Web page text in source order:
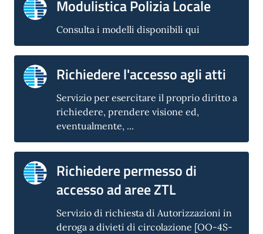
Modulistica Polizia Locale
Consulta i modelli disponibili qui
Richiedere l'accesso agli atti
Servizio per esercitare il proprio diritto a
richiedere, prendere visione ed,
eventualmente, ...
Richiedere permesso di
accesso ad aree ZTL
Servizio di richiesta di Autorizzazioni in
deroga a divieti di circolazione [OO-4S-